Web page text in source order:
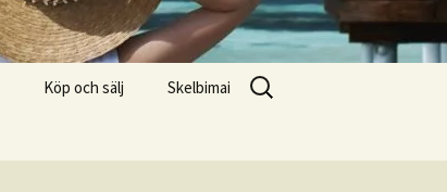
Köp och sälj Skelbimai
Search
for: